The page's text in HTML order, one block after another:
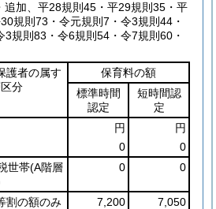
追加、平28規則45・平29規則35・平
規則73・令元規則7・令3規則44・
3規則83・令6規則54・令7規則60・
護者の属す
分
保育料の額
標準時間
認定
短時間認
定
円
円
0
0
世帯(A階層
0 0
割の額のみ
7,200 7,050